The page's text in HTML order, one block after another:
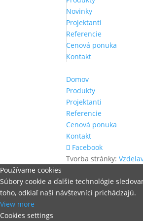
Novinky
Projektanti
Referencie
Cenová ponuka
Kontakt
Domov
Produkty
Projektanti
Referencie
Cenová ponuka
Kontakt
Facebook
Tvorba stránky:
Používame cookies
Súbory cookie a ďalšie technológie
toho, odkiaľ naši návštevníci prichádzajú.
View more
Cookies settings